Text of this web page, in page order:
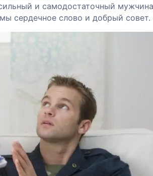
и самодостаточный мужчина
сердечное слово и добрый совет.